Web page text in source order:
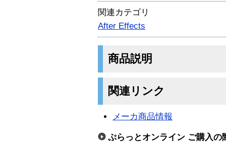
関連カテゴリ
After Effects
商品説明
関連リンク
メーカ商品情報
ぷらっとオンライン ご購入の